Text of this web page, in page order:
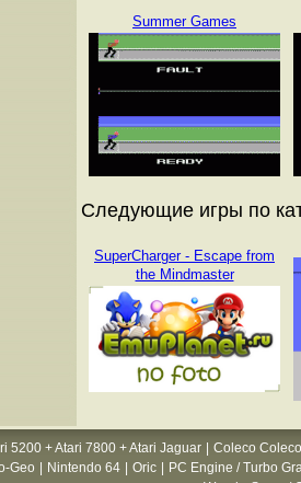
Summer Games
Следующие игры по
SuperCharger - Escape from
the Mindmaster
5200 + Atari 7800 + Atari Jaguar
Coleco
Geo Nintendo 64 Oric
PC Engine / Turbo